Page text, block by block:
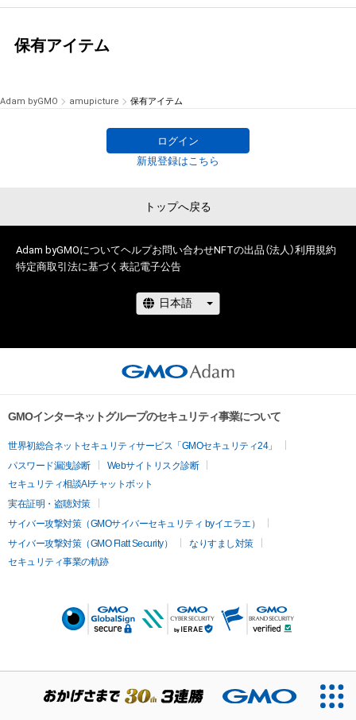
保有アイテム
Adam byGMO amupicture 保有アイテム
ログイン
新規登録はこちら
トップへ戻る
Adam byGMOについてヘルプお問い合わせNFTの出品（法人）利用規約
特定商取引法に基づく表記電子公告
GMOインターネットグループのセキュリティ事業について
世界初総合ネットセキュリティサービス「GMOセキュリティ24」
パスワード漏洩診断
Webサイトリスク診断
セキュリティ相談AIチャットボット
実在証明・盗聴対策
サイバー攻撃対策（GMOサイバーセキュリティ byイエラエ）
サイバー攻撃対策（GMO Flatt Security）
なりすまし対策
セキュリティ事業の軌跡